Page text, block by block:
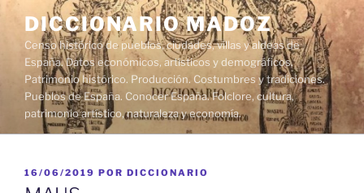
contenido
DICCIONARIO MADOZ
Censo histórico de pueblos, ciudades, villas y aldeas de
España. Datos económicos, artísticos y demográficos.
Patrimonio histórico. Producción. Costumbres y tradiciones.
Pueblos de España. Conocer España. Folclore, cultura,
patrimonio artístico, naturaleza y economía.
PUBLICADO
EL
16/06/2019 POR DICCIONARIO